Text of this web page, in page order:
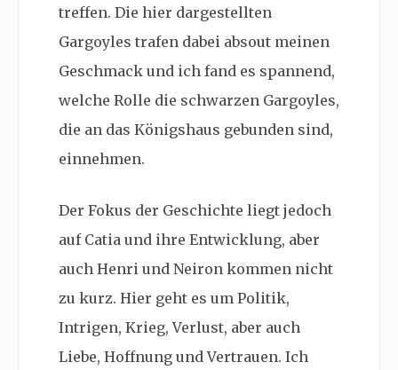
treffen. Die hier dargestellten
Gargoyles trafen dabei absout meinen
Geschmack und ich fand es spannend,
welche Rolle die schwarzen Gargoyles,
die an das Königshaus gebunden sind,
einnehmen.
Der Fokus der Geschichte liegt jedoch
auf Catia und ihre Entwicklung, aber
auch Henri und Neiron kommen nicht
zu kurz. Hier geht es um Politik,
Intrigen, Krieg, Verlust, aber auch
Liebe, Hoffnung und Vertrauen. Ich